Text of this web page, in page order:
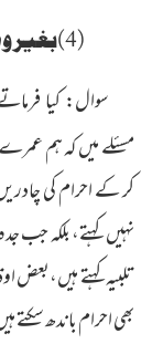
(4)بغیر وضو کے احرام باندھنے کا حکم
سوال:کیا
مسئلےمیں کہ ہم
کر کے احرام کی
نہیں کہتے، بلکہ جب
تلبیہ کہتے ہیں،بعض
بھی احرام باندھ سکتے